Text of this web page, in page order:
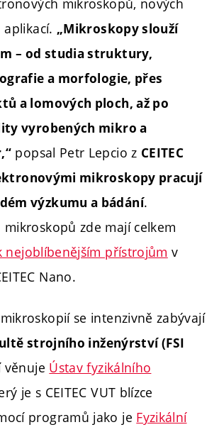
mikroskopů, nových
„Mikroskopy slouží
– od studia struktury,
a morfologie, přes
a lomových ploch, až po
vyrobených mikro a
popsal Petr Lepcio z CEITEC
mikroskopy pracují
výzkumu a bádání.
mikroskopů zde mají celkem
nejoblíbenějším přístrojům v
Nano.
se intenzivně zabývají
strojního inženýrství (FSI
věnuje Ústav fyzikálního
je s CEITEC VUT blízce
programů jako je Fyzikální